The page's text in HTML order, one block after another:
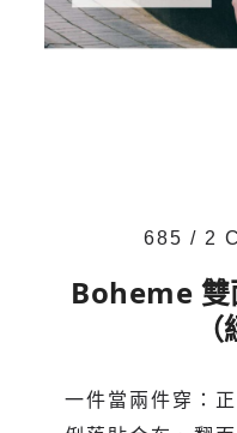
685 / 2
Boheme 雙
一件當兩件穿：